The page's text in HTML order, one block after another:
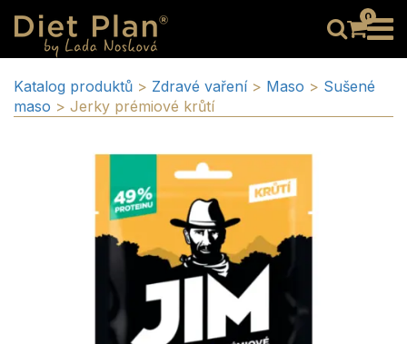
0
Katalog produktů > Zdravé vaření > Maso > Sušené
maso > Jerky prémiové krůtí